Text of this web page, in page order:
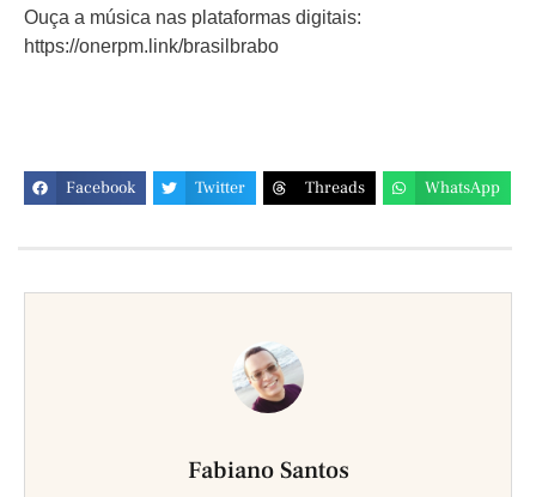
Ouça a música nas plataformas digitais:
https://onerpm.link/brasilbrabo
Facebook Twitter Threads WhatsApp
Fabiano Santos